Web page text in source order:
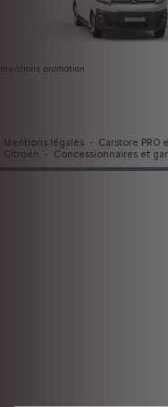
mentions promotion
Mentions légales -
Carstore PRO
Citroën
- Concessionnaires et